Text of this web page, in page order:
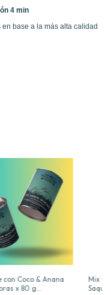
4 min
base a la más alta calidad
con Coco & Anana
x 80 g
Mix